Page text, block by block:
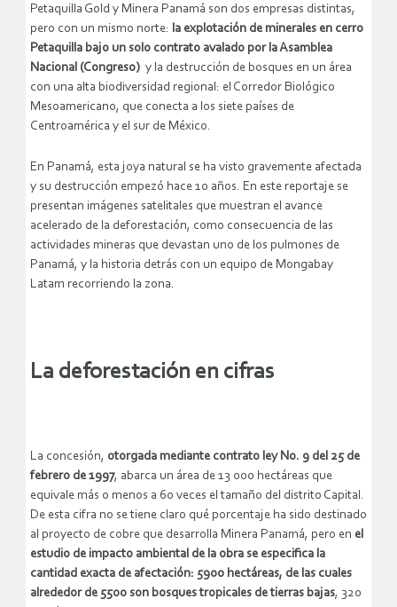
Petaquilla Gold y Minera Panamá son dos empresas distintas,
pero con un mismo norte: la explotación de minerales en cerro
Petaquilla bajo un solo contrato avalado por la Asamblea
Nacional (Congreso) y la destrucción de bosques en un área
con una alta biodiversidad regional: el Corredor Biológico
Mesoamericano, que conecta a los siete países de
Centroamérica y el sur de México.
En Panamá, esta joya natural se ha visto gravemente afectada
y su destrucción empezó hace 10 años. En este reportaje se
presentan imágenes satelitales que muestran el avance
acelerado de la deforestación, como consecuencia de las
actividades mineras que devastan uno de los pulmones de
Panamá, y la historia detrás con un equipo de Mongabay
Latam recorriendo la zona.
La deforestación en cifras
La concesión, otorgada mediante contrato ley No. 9 del 25 de
febrero de 1997, abarca un área de 13 000 hectáreas que
equivale más o menos a 60 veces el tamaño del distrito Capital.
De esta cifra no se tiene claro qué porcentaje ha sido destinado
al proyecto de cobre que desarrolla Minera Panamá, pero en el
estudio de impacto ambiental de la obra se especifica la
cantidad exacta de afectación: 5900 hectáreas, de las cuales
alrededor de 5500 son bosques tropicales de tierras bajas, 320